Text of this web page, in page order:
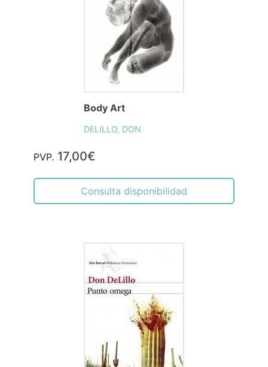
Body Art
DELILLO, DON
PVP. 17,00€
Consulta disponibilidad